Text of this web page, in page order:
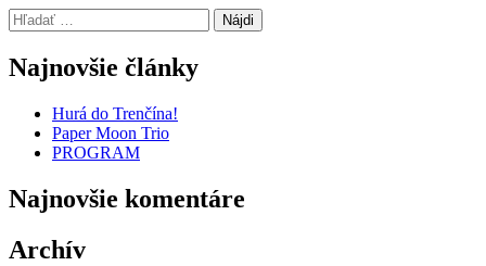
Hľadať:
Najnovšie články
Hurá do Trenčína!
Paper Moon Trio
PROGRAM
Najnovšie komentáre
Archív